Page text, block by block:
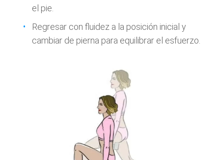
el pie.
Regresar con fluidez a la posición inicial y
cambiar de pierna para equilibrar el esfuerzo.